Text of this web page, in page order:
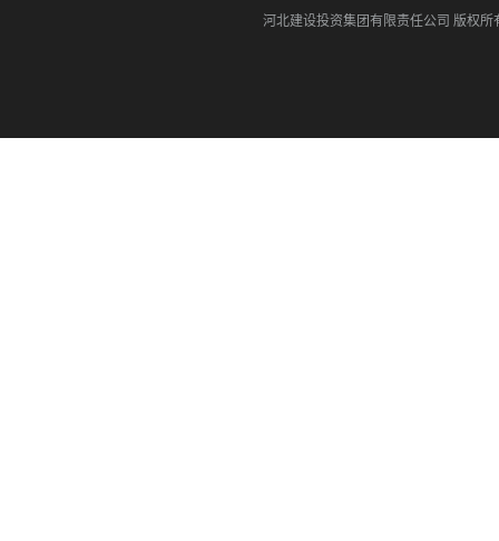
河北建设投资集团有限责任公司 版权所